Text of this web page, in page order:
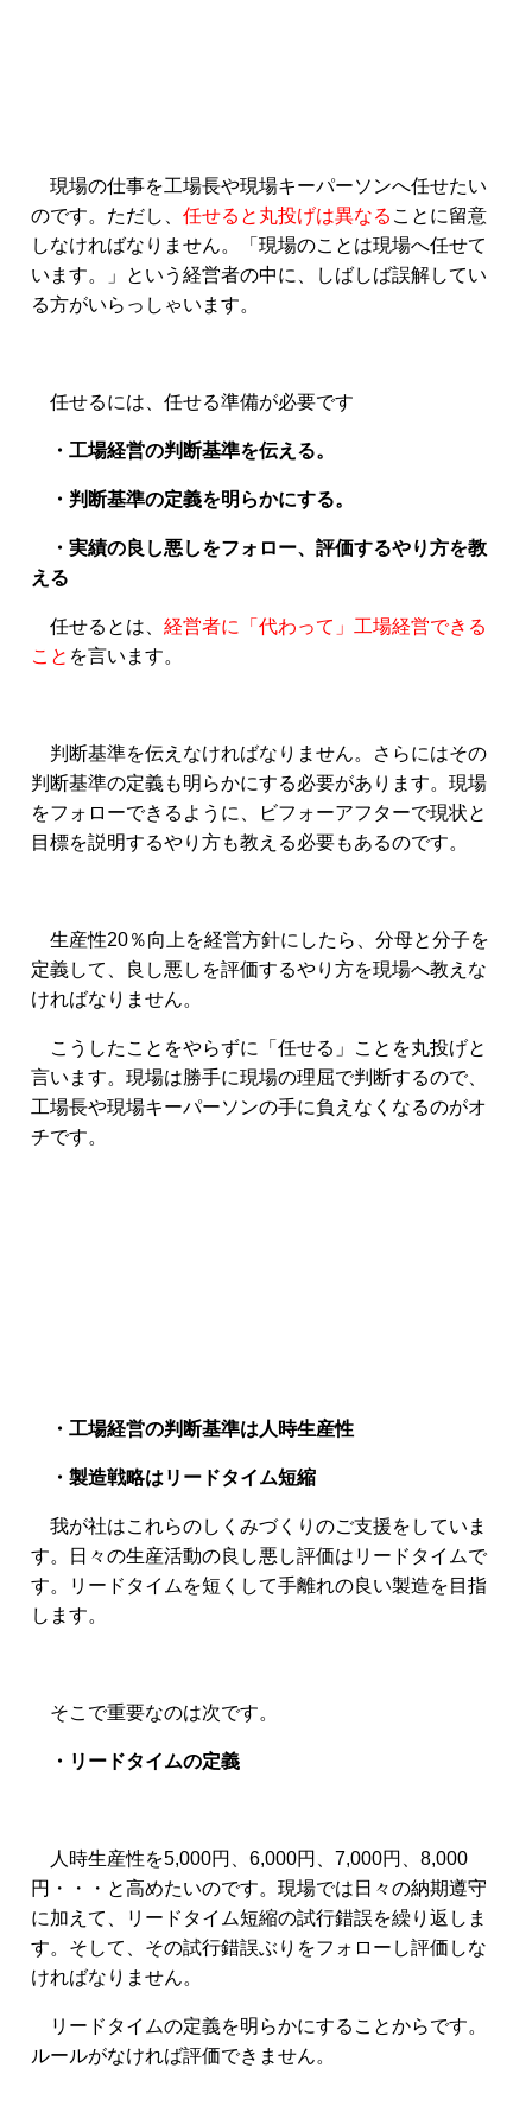
現場の仕事を工場長や現場キーパーソンへ任せたい
のです。ただし、任せると丸投げは異なる ことに留意
しなければなりません。「現場のことは現場へ任せて
います。」という経営者の中に、しばしば誤解してい
る方がいらっしゃいます。
任せるには、任せる準備が必要です
・工場経営の判断基準を伝える。
・判断基準の定義を明らかにする。
・実績の良し悪しをフォロー、評価するやり方を教
える
任せるとは、経営者に「代わって」工場経営できる
こと を言います。
判断基準を伝えなければなりません。さらにはその
判断基準の定義も明らかにする必要があります。現場
をフォローできるように、ビフォーアフターで現状と
目標を説明するやり方も教える必要もあるのです。
生産性20％向上を経営方針にしたら、分母と分子を
定義して、良し悪しを評価するやり方を現場へ教えな
ければなりません。
こうしたことをやらずに「任せる」ことを丸投げと
言います。現場は勝手に現場の理屈で判断するので、
工場長や現場キーパーソンの手に負えなくなるのがオ
チです。
・工場経営の判断基準は人時生産性
・製造戦略はリードタイム短縮
我が社はこれらのしくみづくりのご支援をしていま
す。日々の生産活動の良し悪し評価はリードタイムで
す。リードタイムを短くして手離れの良い製造を目指
します。
そこで重要なのは次です。
・リードタイムの定義
人時生産性を5,000円、6,000円、7,000円、8,000
円・・・と高めたいのです。現場では日々の納期遵守
に加えて、リードタイム短縮の試行錯誤を繰り返しま
す。そして、その試行錯誤ぶりをフォローし評価しな
ければなりません。
リードタイムの定義を明らかにすることからです。
ルールがなければ評価できません。